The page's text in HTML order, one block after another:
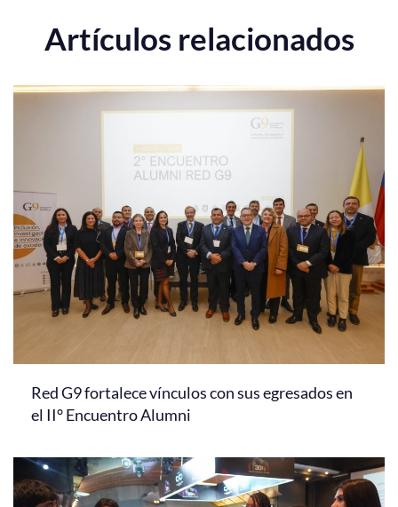
Artículos relacionados
Red G9 fortalece vínculos con sus egresados en
el II° Encuentro Alumni